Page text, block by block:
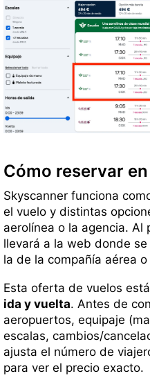
Cómo reservar
Skyscanner funciona
el vuelo y distintas
aerolínea o la agencia. Al
llevará a la web donde
la de la compañía aérea
Esta oferta de vuelos
ida y vuelta. Antes de
aeropuertos, equipaje
escalas, cambios/
ajusta el número de
para ver el precio exacto.